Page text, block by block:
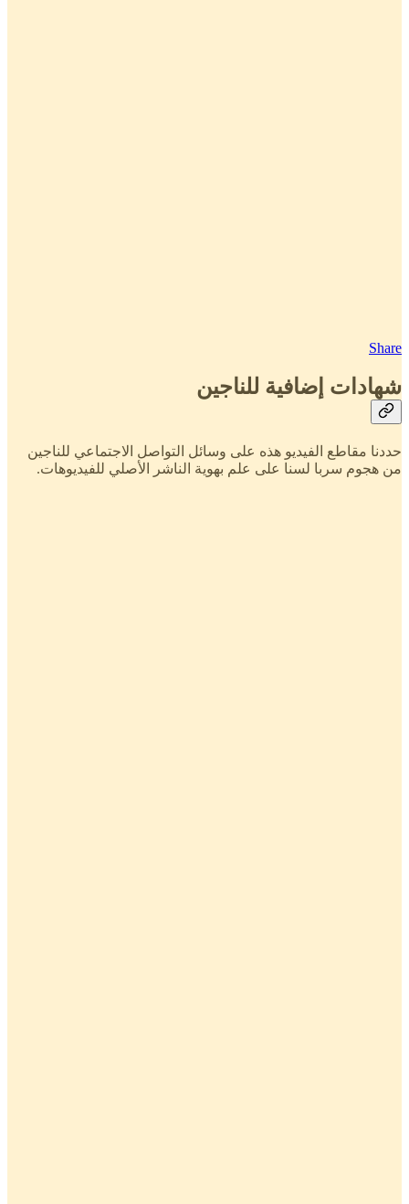
Share
شهادات إضافية للناجين
حددنا مقاطع الفيديو هذه على وسائل التواصل الاجتماعي للناجين
من هجوم سربا لسنا على علم بهوية الناشر الأصلي للفيديوهات.